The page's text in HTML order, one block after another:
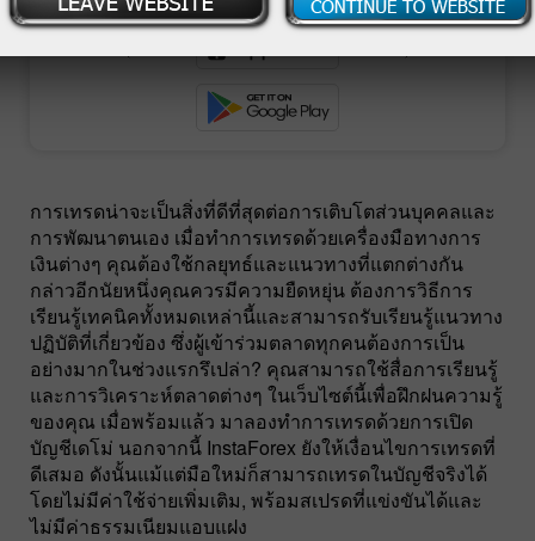
การเทรดน่าจะเป็นสิ่งที่ดีที่สุดต่อการเติบโตส่วนบุคคลและ
การพัฒนาตนเอง เมื่อทำการเทรดด้วยเครื่องมือทางการ
เงินต่างๆ คุณต้องใช้กลยุทธ์และแนวทางที่แตกต่างกัน
กล่าวอีกนัยหนึ่งคุณควรมีความยืดหยุ่น ต้องการวิธีการ
เรียนรู้เทคนิคทั้งหมดเหล่านี้และสามารถรับเรียนรู้แนวทาง
ปฏิบัติที่เกี่ยวข้อง ซึ่งผู้เข้าร่วมตลาดทุกคนต้องการเป็น
อย่างมากในช่วงแรกรึเปล่า? คุณสามารถใช้สื่อการเรียนรู้
และการวิเคราะห์ตลาดต่างๆ ในเว็บไซต์นี้เพื่อฝึกฝนความรู้
ของคุณ เมื่อพร้อมแล้ว มาลองทำการเทรดด้วยการเปิด
บัญชีเดโม่ นอกจากนี้ InstaForex ยังให้เงื่อนไขการเทรดที่
ดีเสมอ ดังนั้นแม้แต่มือใหม่ก็สามารถเทรดในบัญชีจริงได้
โดยไม่มีค่าใช้จ่ายเพิ่มเติม, พร้อมสเปรดที่แข่งขันได้และ
ไม่มีค่าธรรมเนียมแอบแฝง